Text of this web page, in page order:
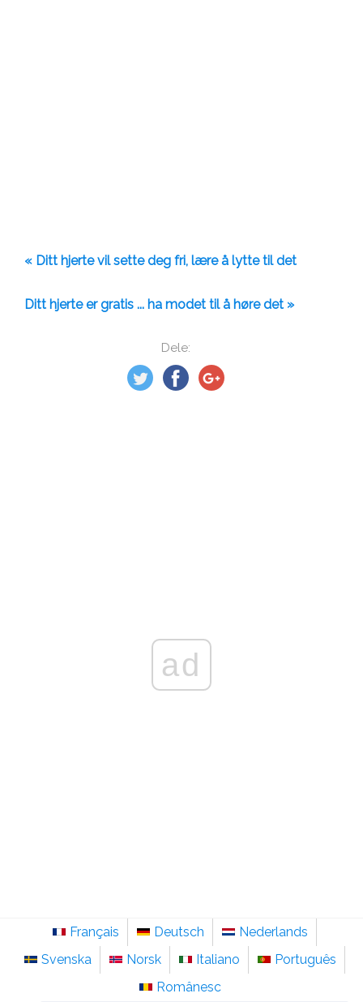
Dele:
« Ditt hjerte vil sette deg fri, lære å lytte til det
Ditt hjerte er gratis ... ha modet til å høre det »
ad
Français Deutsch
Nederlands
Svenska
Norsk Italiano
Português
Românesc